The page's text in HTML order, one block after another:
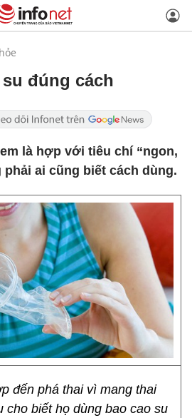
đúng cách
là hợp với tiêu chí “ngon,
phải ai cũng biết cách dùng.
đến phá thai vì mang thai
cho biết họ dùng bao cao su